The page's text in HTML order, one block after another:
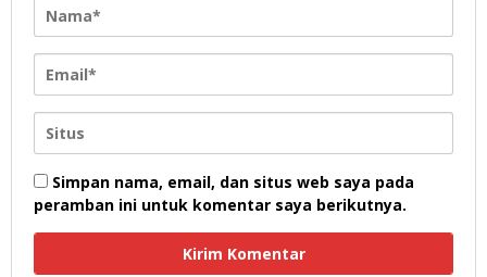
Simpan nama, email, dan situs web saya pada
peramban ini untuk komentar saya berikutnya.